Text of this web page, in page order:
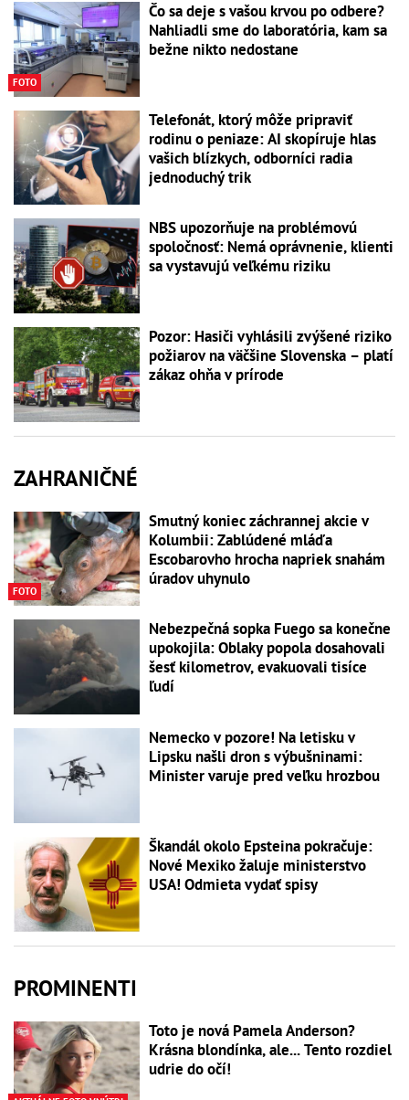
FOTO
Čo sa deje s vašou krvou po odbere?
Nahliadli sme do laboratória, kam sa
bežne nikto nedostane
Telefonát, ktorý môže pripraviť
rodinu o peniaze: AI skopíruje hlas
vašich blízkych, odborníci radia
jednoduchý trik
NBS upozorňuje na problémovú
spoločnosť: Nemá oprávnenie, klienti
sa vystavujú veľkému riziku
Pozor: Hasiči vyhlásili zvýšené riziko
požiarov na väčšine Slovenska – platí
zákaz ohňa v prírode
ZAHRANIČNÉ
FOTO
Smutný koniec záchrannej akcie v
Kolumbii: Zablúdené mláďa
Escobarovho hrocha napriek snahám
úradov uhynulo
Nebezpečná sopka Fuego sa konečne
upokojila: Oblaky popola dosahovali
šesť kilometrov, evakuovali tisíce
ľudí
Nemecko v pozore! Na letisku v
Lipsku našli dron s výbušninami:
Minister varuje pred veľku hrozbou
Škandál okolo Epsteina pokračuje:
Nové Mexiko žaluje ministerstvo
USA! Odmieta vydať spisy
PROMINENTI
Toto je nová Pamela Anderson?
Krásna blondínka, ale... Tento rozdiel
udrie do očí!